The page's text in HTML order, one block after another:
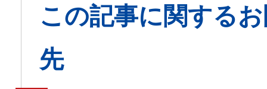
この記事に関する
先